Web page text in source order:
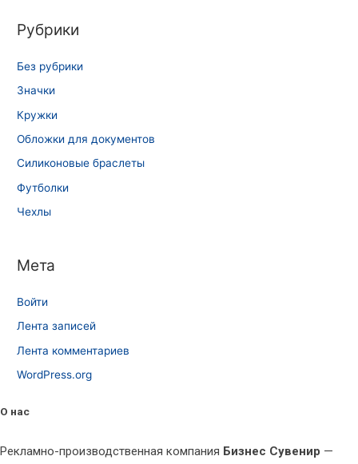
Рубрики
Без рубрики
Значки
Кружки
Обложки для документов
Силиконовые браслеты
Футболки
Чехлы
Мета
Войти
Лента записей
Лента комментариев
WordPress.org
О нас
Рекламно-производственная компания Бизнес Сувенир —